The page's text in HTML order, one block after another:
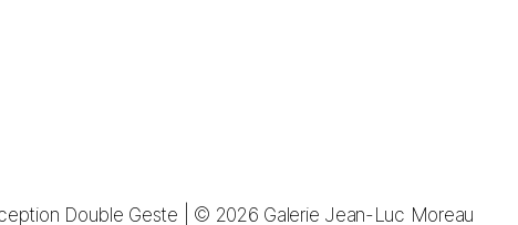
Double Geste | © 2026 Galerie Jean-Luc Moreau